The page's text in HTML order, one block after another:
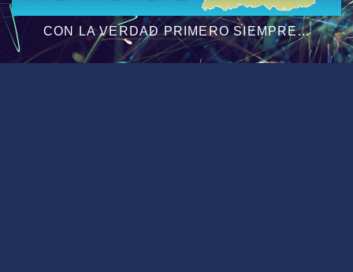
CON LA VERDAD PRIMERO SIEMPRE...